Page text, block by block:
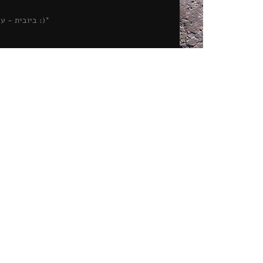
*(: ביובית - עבודות ביוב © 2015 |